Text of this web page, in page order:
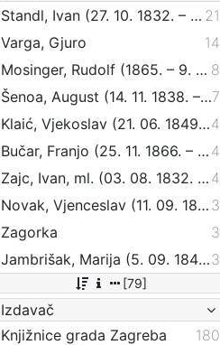
Standl, Ivan (27. 10. 1832. – 30. 8. 1897.) 21
Varga, Gjuro
14
Mosinger, Rudolf (1865. – 9. 10. 1918.) 8
Šenoa, August (14. 11. 1838. – 13. 12. 1881.)7
Klaić, Vjekoslav (21. 06. 1849. – 01. 07. 1928.)4
Bučar, Franjo (25. 11. 1866. – 26. 12. 1946.) 4
Zajc, Ivan, ml. (03. 08. 1832. – 16. 12. 1914.) 4
Novak, Vjenceslav (11. 09. 1859 – 20. 09. 1905) 3
Zagorka
3
Jambrišak, Marija (5. 09. 1847 – 23. 01. 1937)3
[79]
Izdavač
Knjižnice grada Zagreba
180